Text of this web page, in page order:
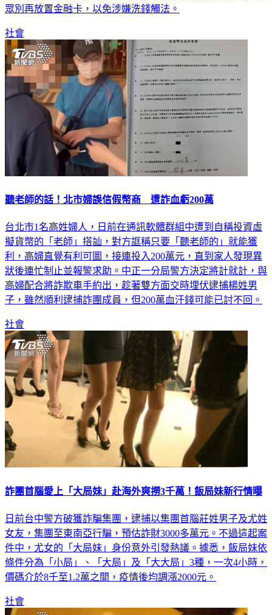
眾別再放置金融卡，以免涉嫌洗錢觸法。
社會
聽老師的話！北市婦誤信假幣商 遭詐血虧200萬
台北市1名高姓婦人，日前在通訊軟體群組中遭到自稱投資虛
擬貨幣的「老師」搭訕，對方誆稱只要「聽老師的」就能獲
利，高婦直覺有利可圖，接連投入200萬元，直到家人發現異
狀後連忙制止並報警求助。中正一分局警方決定將計就計，與
高婦配合將詐欺車手約出，趁著雙方面交時埋伏逮捕楊姓男
子，雖然順利逮捕詐團成員，但200萬血汗錢可能已討不回。
社會
詐團首腦愛上「大局妹」赴海外爽撈3千萬！飯局妹新行情曝
日前台中警方破獲詐騙集團，逮捕以集團首腦莊姓男子及尤姓
女友，集團至東南亞行騙，預估詐財3000多萬元。不過這起案
件中，尤女的「大局妹」身份意外引發熱議。據悉，飯局妹依
條件分為「小局」、「大局」及「大大局」3種，一次4小時，
價碼介於8千至1.2萬之間，疫情後均調漲2000元。
社會